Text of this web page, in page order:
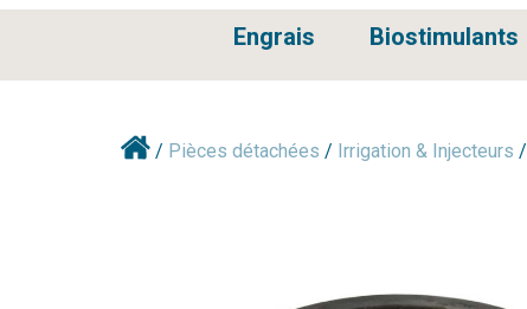
Engrais Biostimulants
/ Pièces détachées / Irrigation & Injecteurs /